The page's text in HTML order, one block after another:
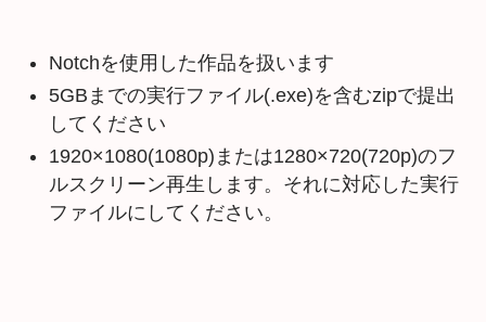
Notchを使用した作品を扱います
5GBまでの実行ファイル(.exe)を含むzipで提出
してください
1920×1080(1080p)または1280×720(720p)のフ
ルスクリーン再生します。それに対応した実行
ファイルにしてください。